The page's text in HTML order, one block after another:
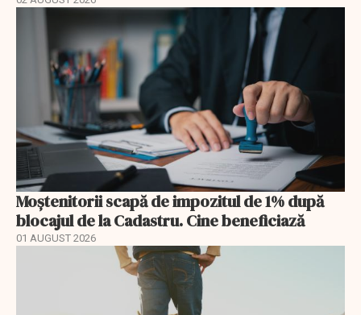
Moștenitorii scapă de impozitul de 1% după
blocajul de la Cadastru. Cine beneficiază
01 AUGUST 2026